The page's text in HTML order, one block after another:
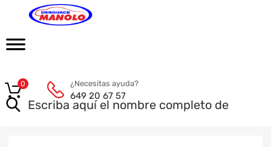
¿Necesitas ayuda?
649 20 67 57
0